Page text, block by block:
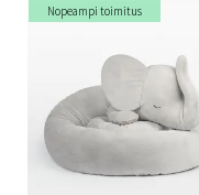
Nopeampi toimitus